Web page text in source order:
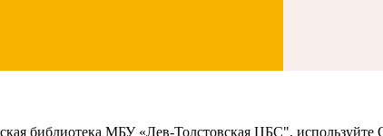
библиотека МБУ «Лев-Толстовская ЦБС", используйте